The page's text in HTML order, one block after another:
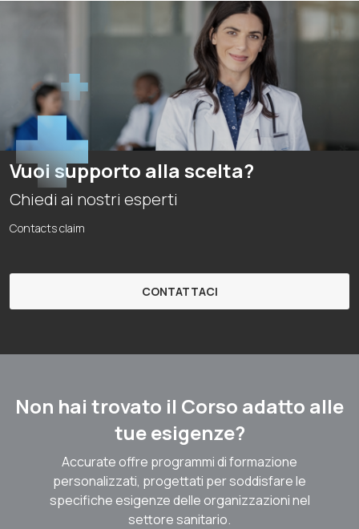
Vuoi supporto alla scelta?
Chiedi ai nostri esperti
Contacts claim
CONTATTACI
Non hai trovato il Corso adatto alle
tue esigenze?
Accurate offre programmi di formazione
personalizzati, progettati per soddisfare le
specifiche esigenze delle organizzazioni nel
settore sanitario.